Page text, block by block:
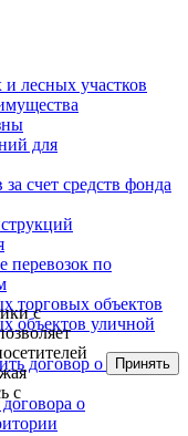
лесных участков
для
счет средств фонда
перевозок по
торговых объектов
объектов уличной
договор о развитии
о
с
с
Принять